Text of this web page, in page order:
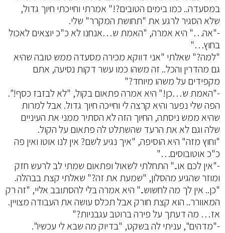
במסעדה.. כמו בימים הטובים?!" אמרתי וחייכתי חיוך גדול,
שלא הסגיר לרגע את "תחושת המקרר" שלי.
-"אה…" היא אמרה, "האמת ש…אנחנו לא כ"כ יוצאים לאכול
בחוץ…"
"למה?" שאלתי "אני דווקא מכירה מסעדה ממש טובה שהיא
גם מהדרין והכל.. זה משהו כמו עשר דקות נסיעה, אתם
מקפידים על משהו מיוחד?"
-"האמת ש…כן!" היא אמרה פתאום בקול, "לא לבזבז כסף!".
הפה שלי נפער והיא קרצה לי וחייכה חיוך גדול. אבל למרות
שהיא ממש ניסתה, החיוך הזה לא הסתיר ממני את העיניים
שלה וגם לא את הרעד שהשתלט לה פתאום על הקול.
"וחוץ מזה" היא הוסיפה, "איך נגיע לשם? אין לנו אוטו ואין פה
כ"כ אוטובוסים…"
-"אין לכם או.." התחלתי לשאול ופתאום שמתי לב לרעש חזק
ומוזר שהגיע מהסלון, "שמעת את זה?" שאלתי קצת בבהלה.
"כן.. אין לך מה לחשוש.." היא אמרה בלי להסתובב אליי, "זה רק
המאוורר.. הוא קצת חורק אבל תכלס עושה את העבודה מצויין.
אז… מה דעתך על פירה ברוטב עגבניות?"
-"מדהים", עניתי לה בשקט, "בדיוק מה שבא לי עכשיו".